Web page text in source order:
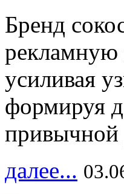
Бренд
рекламную
усиливая
формируя
привычной
далее...